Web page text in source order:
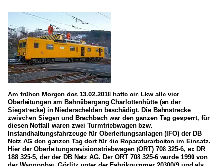
Am frühen Morgen des 13.02.2018 hatte ein Lkw alle vier
Oberleitungen am Bahnübergang Charlottenhütte (an der
Siegstrecke) in Niederschelden beschädigt. Die Bahnstrecke
zwischen Siegen und Brachbach war den ganzen Tag gesperrt, für
diesen Notfall waren zwei Turmtriebwagen bzw.
Instandhaltungsfahrzeuge für Oberleitungsanlagen (IFO) der DB
Netz AG den ganzen Tag dort für die Reparaturarbeiten im Einsatz.
Hier der Oberleitungsrevisionstriebwagen (ORT) 708 325-6, ex DR
188 325-5, der der DB Netz AG. Der ORT 708 325-6 wurde 1990 von